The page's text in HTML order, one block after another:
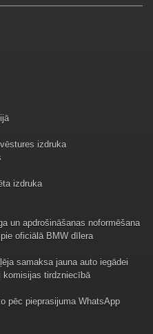
izdruka
izdruka
un apdrošināšanas noformēšana
oficiālā BMW dīlera
samaksa jauna auto iegādei
komisijas tirdzniecībā
pēc pieprasijuma WhatsApp